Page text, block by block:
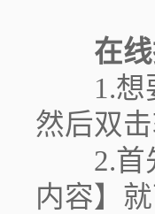
在
1.想要
然后双
2.首先
内容】